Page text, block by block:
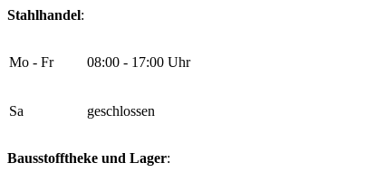
Stahlhandel:
Mo - Fr 08:00 - 17:00 Uhr
Sa geschlossen
Bausstofftheke und Lager: